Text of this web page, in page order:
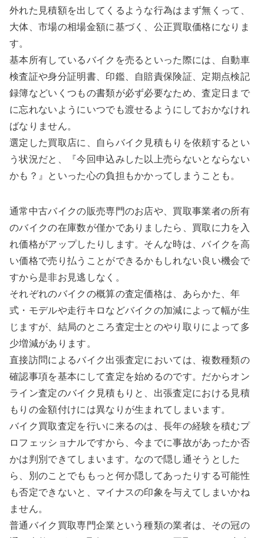
外れた見積額を出してくるような行為はまず無くって、
大体、市場の相場金額に基づく、公正買取価格になりま
す。
基本所有しているバイクを売るといった際には、自動車
検査証や身分証明書、印鑑、自賠責保険証、定期点検記
録簿などいくつもの書類が必ず必要なため、査定日まで
に忘れないようにいつでも渡せるようにしておかなけれ
ばなりません。
選定した買取店に、自らバイク見積もりを依頼するとい
う状況だと、『今回申込みした以上売らないとならない
かも？』といった心の負担もかかってしまうことも。
通常中古バイクの販売専門のお店や、買取事業者の所有
のバイクの在庫数が僅かでありましたら、買取に力を入
れ価格がアップしたりします。そんな時は、バイクを高
い価格で売り払うことができるかもしれない良い機会で
すから是非お見逃しなく。
それぞれのバイクの概算の査定価格は、あらかた、年
式・モデルや走行キロなどバイクの加減によって幅が生
じますが、結局のところ査定士とのやり取りによって多
少増減があります。
直接訪問によるバイク出張査定においては、複数種類の
確認事項を基本にして査定を始めるのです。だからオン
ライン査定のバイク見積もりと、出張査定における見積
もりの金額付けには異なりが生まれてしまいます。
バイク買取査定を行いに来るのは、長年の経験を積むプ
ロフェッショナルですから、今までに事故があったか否
かは判別できてしまいます。なので隠し通そうとした
ら、別のことでももっと何か隠してあったりする可能性
も否定できないと、マイナスの印象を与えてしまいかね
ません。
普通バイク買取専門企業という種類の業者は、その冠の